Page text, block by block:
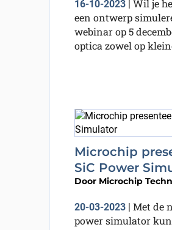
16-10-2023| Wil je
een ontwerp
webinar op 5
optica zowel op
Microchip
SiC Power
Door Microchip
20-03-2023| Met de
power simulator